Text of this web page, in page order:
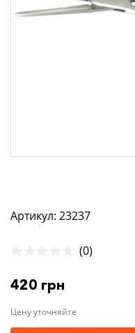
Артикул: 23237
(0)
420 грн
Цену уточняйте